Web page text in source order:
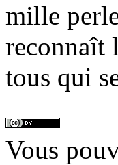
mille
reconnaît
tous qui
Vous